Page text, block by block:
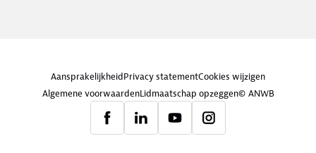
AansprakelijkheidPrivacy statementCookies wijzigen
Algemene voorwaardenLidmaatschap opzeggen© ANWB